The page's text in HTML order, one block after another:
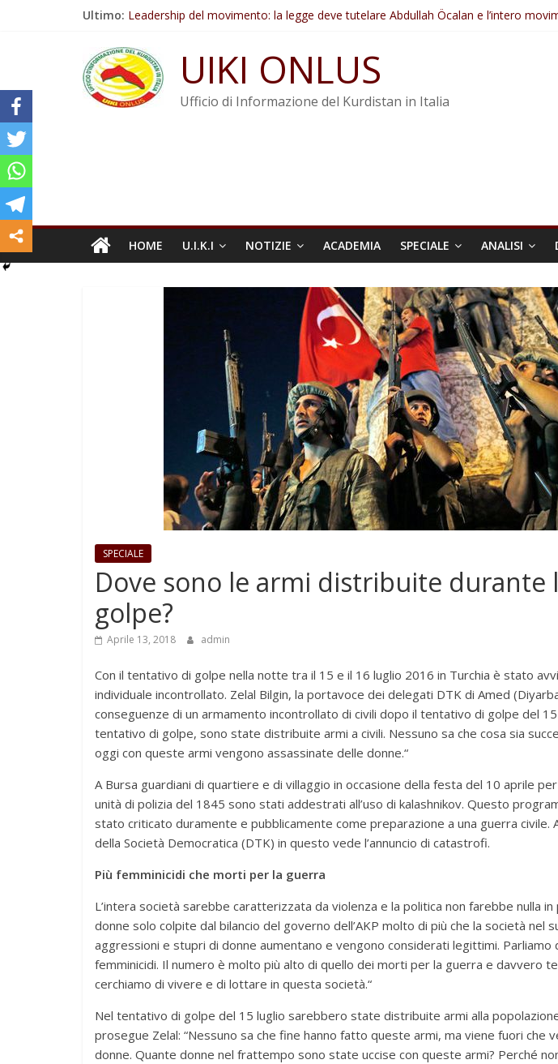
Ultimo: Leadership del movimento: la legge deve tutelare Abdullah Öcalan e l’intero
Non tenere conto della situazione di Rêber Apo ostacolerebbe l’attuazione della
Il KNK chiede un’azione internazionale contro i crimini di guerra dell’Iran
Abdullah Öcalan: Le legge negativa deve essere trasformata in legge positiva
UIKI ONLUS
Ufficio di Informazione del Kurdistan in Italia
HOME U.I.K.I NOTIZIE ACADEMIA SPECIALE ANALISI
SPECIALE
Dove sono le armi distribuite durante
golpe?
Aprile 13, 2018 admin
Con il tentativo di golpe nella notte tra il 15 e il 16 luglio 2016 in Turchia è stato
individuale incontrollato. Zelal Bilgin, la portavoce dei delegati DTK di Amed
conseguenze di un armamento incontrollato di civili dopo il tentativo di golpe del
tentativo di golpe, sono state distribuite armi a civili. Nessuno sa che cosa sia
oggi con queste armi vengono assassinate delle donne.“
A Bursa guardiani di quartiere e di villaggio in occasione della festa del 10 aprile
unità di polizia del 1845 sono stati addestrati all’uso di kalashnikov. Questo
stato criticato duramente e pubblicamente come preparazione a una guerra civile.
della Società Democratica (DTK) in questo vede l’annuncio di catastrofi.
Più femminicidi che morti per la guerra
L’intera società sarebbe caratterizzata da violenza e la politica non farebbe nulla in
donne solo colpite dal bilancio del governo dell’AKP molto di più che la società nel
aggressioni e stupri di donne aumentano e vengono considerati legittimi. Parliamo
femminicidi. Il numero è molto più alto di quello dei morti per la guerra e davvero
cerchiamo di vivere e di lottare in questa società.“
Nel tentativo di golpe del 15 luglio sarebbero state distribuite armi alla
prosegue Zelal: “Nessuno sa che fine hanno fatto queste armi, ma viene fuori che
donne. Quante donne nel frattempo sono state uccise con queste armi? Perché